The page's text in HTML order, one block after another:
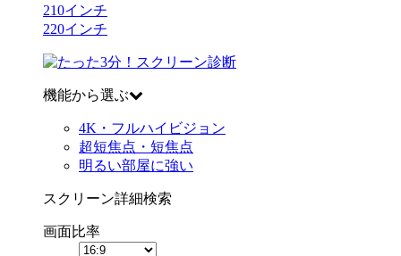
210インチ
220インチ
機能から選ぶ
4K・フルハイビジョン
超短焦点・短焦点
明るい部屋に強い
スクリーン詳細検索
画面比率